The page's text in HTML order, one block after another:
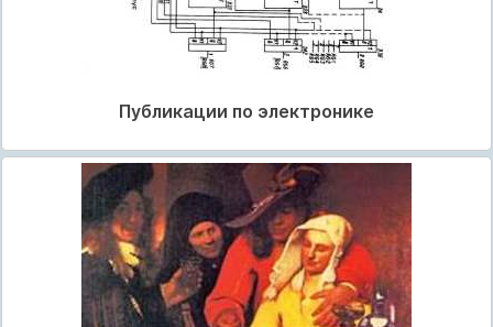
Публикации по электронике